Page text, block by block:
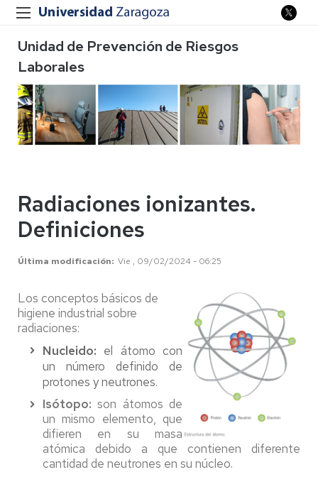
Unidad de Prevención de Riesgos
Laborales
Radiaciones ionizantes.
Definiciones
Última modificación Vie , 09/02/2024 - 06:25
Los conceptos básicos de
higiene industrial sobre
radiaciones:
Nucleido: el átomo con
un número definido de
protones y neutrones.
Isótopo:son átomos de
un mismo elemento, que
difieren en su masa
atómica debido a que contienen diferente
cantidad de neutrones en su núcleo.